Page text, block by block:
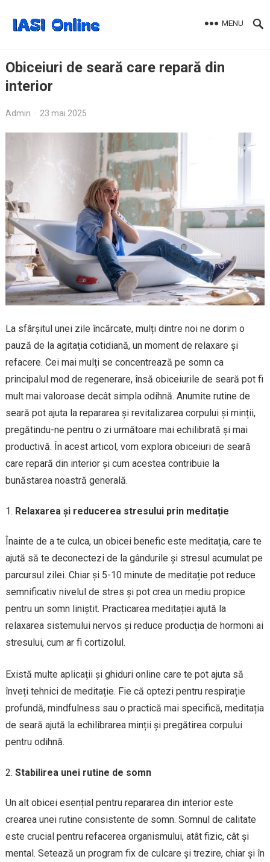
MENU
Obiceiuri de seară care repară din
interior
Admin · 23 mai 2025
La sfârșitul unei zile încărcate, mulți dintre noi ne dorim o
pauză de la agitația cotidiană, un moment de relaxare și
refacere. Cei mai mulți se concentrează pe somn ca
principalul mod de regenerare, însă obiceiurile de seară pot fi
mult mai valoroase decât simpla odihnă. Anumite rutine de
seară pot ajuta la repararea și revitalizarea corpului și minții,
pregătindu-ne pentru o zi următoare mai echilibrată și mai
productivă. În acest articol, vom explora obiceiuri de seară
care repară din interior și cum acestea contribuie la
bunăstarea noastră generală.
Relaxarea și reducerea stresului prin meditație
Înainte de a te culca, un obicei benefic este meditația, care te
ajută să te deconectezi de la gândurile și stresul acumulat pe
parcursul zilei. Chiar și 5-10 minute de meditație pot reduce
semnificativ nivelul de stres și pot crea un mediu propice
pentru un somn liniștit. Practicarea meditației ajută la
relaxarea sistemului nervos și reduce producția de hormoni ai
stresului, cum ar fi cortizolul.
Există multe aplicații și ghiduri online care te pot ajuta să
înveți tehnici de meditație. Fie că optezi pentru respirație
profundă, mindfulness sau o practică mai specifică, meditația
de seară ajută la echilibrarea minții și pregătirea corpului
pentru odihnă.
Stabilirea unei rutine de somn
Un alt obicei esențial pentru repararea din interior este
crearea unei rutine consistente de somn. Somnul de calitate
este crucial pentru refacerea organismului, atât fizic, cât și
mental. Setează un program fix de culcare și trezire, chiar și în